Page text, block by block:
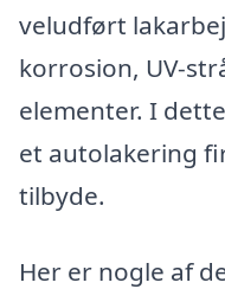
veludført
korrosion, UV-
elementer. I
et autolakering
tilbyde.
Her er nogle af